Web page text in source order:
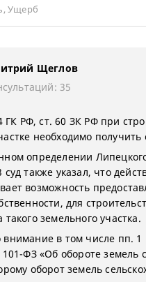
,Ущерб
Щеглов
35
ГК РФ, ст. 60 ЗК РФ при
необходимо получить
определении
суд также указал, что
возможность
для
такого земельного участка.
в том числе пп. 1
ФЗ «Об обороте земель
оборот земель